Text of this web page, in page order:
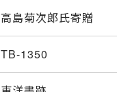
高島菊次郎氏寄贈
TB-1350